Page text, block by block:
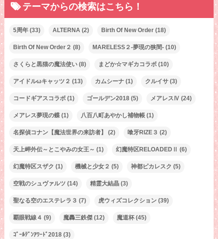
テーマからの検索はこちら！
5周年(33) ALTERNA(2) Birth Of New Order(18)
Birth Of New Order２ (8) MARELESS２-夢現の狭間-(10)
さくらと黒猫の魔法使い(8) まどか☆マギカコラボ(10)
アイドルωキャッツ２ (13) カムシーナ(1) クルイサ(3)
コードギアスコラボ(1) ゴールデン2018(5) メアレスⅣ (24)
メアレス夢現の蝶(1) 八百八町あやかし補物帳(1)
名探偵コナン【魔法世界の来訪者】 (2) 喰牙RIZE３ (2)
天上岬外伝～とこやみの女王～ (1) 幻魔特区RELOADEDⅡ (6)
幻魔特区スザク (1) 機械と少女２ (5) 神都ピカレスク (5)
空戦のシュヴァルツ (14) 精霊大結晶(3)
聖なる空のエステレラ３ (7) 虎ウィズコレクション(39)
覇眼戦線４ (9) 魔轟三鉄傑(12) 魔道杯(45)
ｺﾞｰﾙﾃﾞﾝｱﾜｰﾄﾞ2018(3)